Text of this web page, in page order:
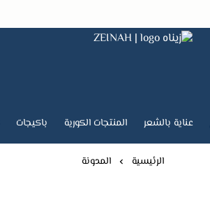
زيناه ZEINAH
عناية بالشعر المنتجات الكورية باكيجات
الرئيسية المدونة